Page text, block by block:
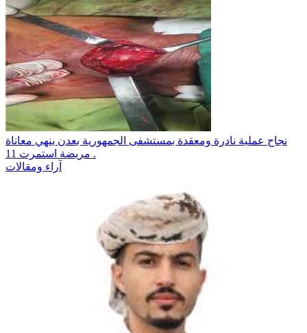
نجاح عملية نادرة ومعقدة بمستشفى الجمهورية بعدن ينهي معاناة
مريضة استمرت 11 .
آراء ومقالات